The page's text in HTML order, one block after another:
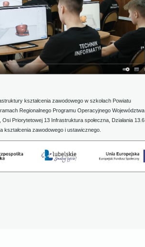
kształcenia zawodowego w szkołach Powiatu
Regionalnego Programu Operacyjnego Województwa
Priorytetowej 13 Infrastruktura społeczna, Działania 13.6
kształcenia zawodowego i ustawicznego.